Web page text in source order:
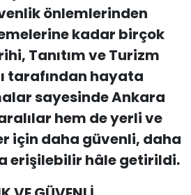
önlemlerinden
kadar birçok
Tanıtım ve Turizm
tarafından hayata
sayesinde Ankara
hem de yerli ve
için daha güvenli, daha
erişilebilir hâle getirildi.